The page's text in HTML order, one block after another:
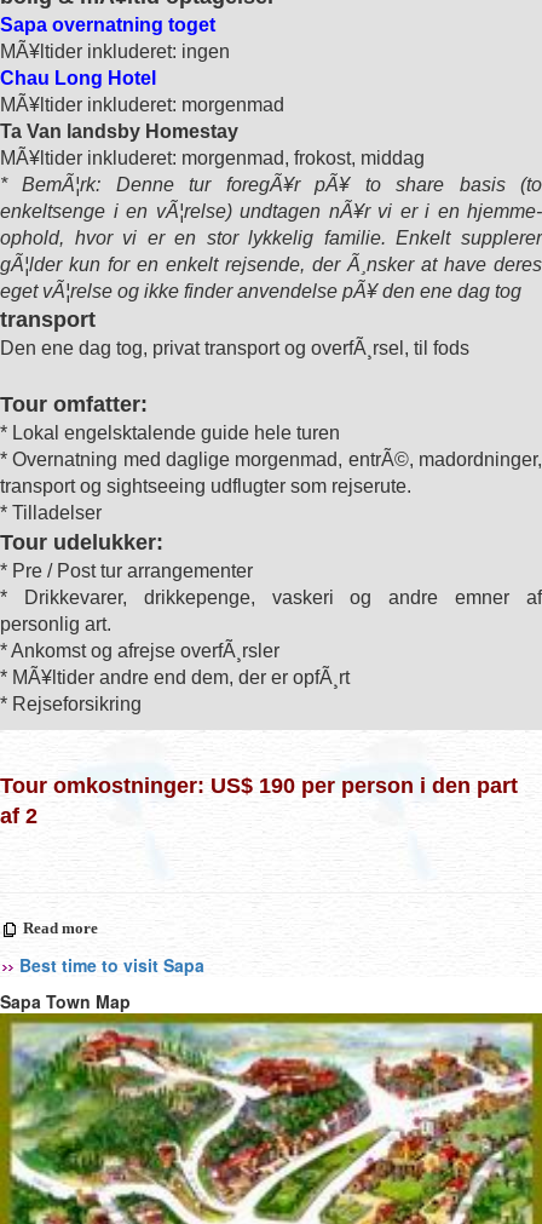
Sapa overnatning toget
MÃ¥ltider inkluderet: ingen
Chau Long Hotel
MÃ¥ltider inkluderet: morgenmad
Ta Van landsby Homestay
MÃ¥ltider inkluderet: morgenmad, frokost, middag
* BemÃ¦rk: Denne tur foregÃ¥r pÃ¥ to share basis (to
enkeltsenge i en vÃ¦relse) undtagen nÃ¥r vi er i en hjemme-
ophold, hvor vi er en stor lykkelig familie. Enkelt supplerer
gÃ¦lder kun for en enkelt rejsende, der Ã¸nsker at have deres
eget vÃ¦relse og ikke finder anvendelse pÃ¥ den ene dag tog
transport
Den ene dag tog, privat transport og overfÃ¸rsel, til fods
Tour omfatter:
* Lokal engelsktalende guide hele turen
* Overnatning med daglige morgenmad, entrÃ©, madordninger,
transport og sightseeing udflugter som rejserute.
* Tilladelser
Tour udelukker:
* Pre / Post tur arrangementer
* Drikkevarer, drikkepenge, vaskeri og andre emner af
personlig art.
* Ankomst og afrejse overfÃ¸rsler
* MÃ¥ltider andre end dem, der er opfÃ¸rt
* Rejseforsikring
Tour omkostninger: US$ 190 per person i den part
af 2
Read more
Best time to visit Sapa
Sapa Town Map